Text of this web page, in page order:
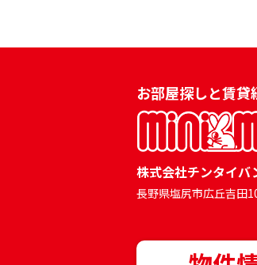
お部屋探しと賃貸
株式会社チンタイバ
長野県塩尻市広丘吉